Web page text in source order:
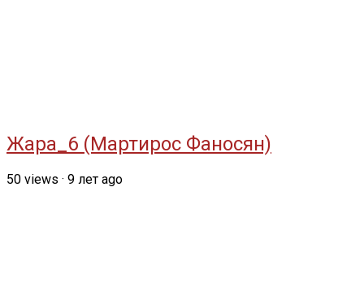
Жара_6 (Мартирос Фаносян)
50 views · 9 лет ago